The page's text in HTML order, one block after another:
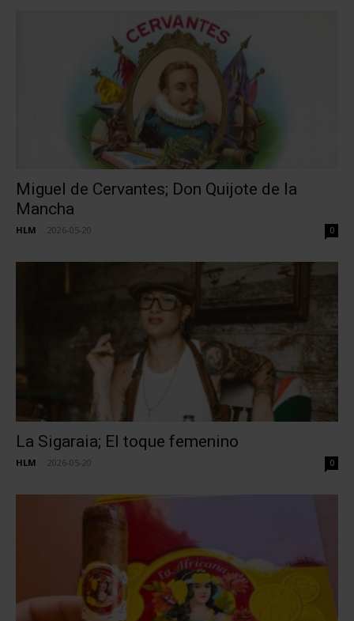
Miguel de Cervantes; Don Quijote de la
Mancha
HLM 2026-05-20 0
La Sigaraia; El toque femenino
HLM 2026-05-20 0